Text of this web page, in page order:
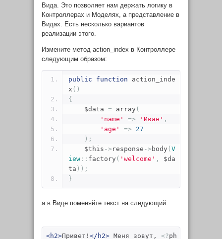
Вида. Это позволяет нам держать логику в
Контроллерах и Моделях, а представление в
Видах. Есть несколько вариантов
реализации этого.
Измените метод action_index в Контроллере
следующим образом:
public function action_inde
x ()
{
    $data
= array (
'name'
=> 'Иван' ,
'age'
=>
27
);
    $this
-> response -> body ( V
iew :: factory ( 'welcome' ,
$da
ta ));
}
а в Виде поменяйте текст на следующий:
<h2>Привет! </h2> Меня зовут, <?ph